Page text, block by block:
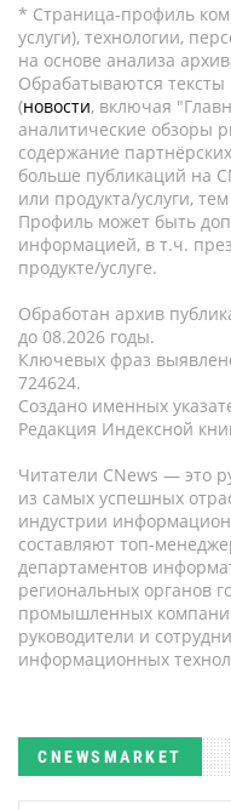
* Страница-профиль
услуги), технологии,
на основе анализа
Обрабатываются
(новости, включая
аналитические обзоры
содержание
больше публикаций на
или продукта/услуги,
Профиль может быть
информацией, в т.ч.
продукте/услуге.
Обработан архив
до 08.2026 годы.
Ключевых фраз
724624.
Создано именных
Редакция Индексной
Читатели CNews — это
из самых успешных
индустрии
составляют топ-
департаментов
региональных органов
промышленных
руководители и
информационных
CNEWSMARKET